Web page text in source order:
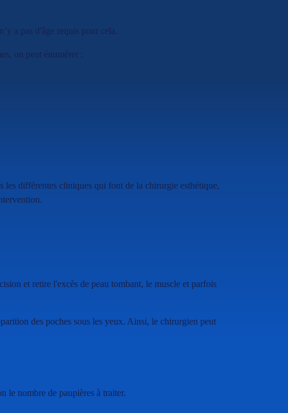
a pas d'âge requis pour cela.
on peut énumérer :
les différentes cliniques qui font de la chirurgie esthétique,
et retire l'excès de peau tombant, le muscle et parfois
des poches sous les yeux. Ainsi, le chirurgien peut
le nombre de paupières à traiter.